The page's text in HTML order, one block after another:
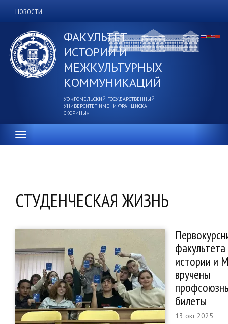
содержанию
Дополнительное
верхнее
меню
НОВОСТИ
ФАКУЛЬТЕТ
ИСТОРИИ И
МЕЖКУЛЬТУРНЫХ
КОММУНИКАЦИЙ
УО «ГОМЕЛЬСКИЙ ГОСУДАРСТВЕННЫЙ
УНИВЕРСИТЕТ ИМЕНИ ФРАНЦИСКА
СКОРИНЫ»
СТУДЕНЧЕСКАЯ ЖИЗНЬ
факультета
истории и
вручены
билеты
13 окт 2025